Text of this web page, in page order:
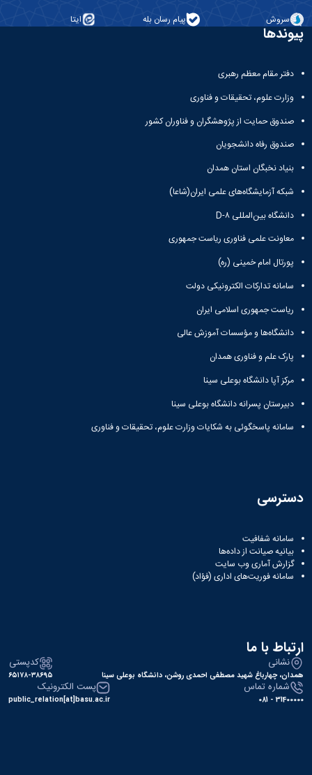
سروش پیام رسان بله ایتا
پیوندها
دفتر مقام معظم رهبری
وزارت علوم، تحقیقات و فناوری
صندوق حمایت از پژوهشگران و فناوران کشور
صندوق رفاه دانشجویان
بنیاد نخبگان استان همدان
شبکه آزمایشگاه‌های علمی ایران(شاعا)
دانشگاه بین‌المللی D-۸
معاونت علمی فناوری ریاست جمهوری
پورتال امام خمینی (ره)
سامانه تدارکات الکترونیکی دولت
ریاست جمهوری اسلامی ایران
دانشگاه‌ها و مؤسسات آموزش عالی
پارک علم و فناوری همدان
مرکز آپا دانشگاه بوعلی سینا
دبیرستان پسرانه دانشگاه بوعلی سینا
سامانه پاسخگوئی به شکایات وزارت علوم، تحقیقات و فناوری
دسترسی
سامانه شفافیت
بیانیه صیانت از داده‌ها
گزارش آماری وب‌ سایت
سامانه فوریت‌های اداری (فؤاد)
ارتباط با ما
نشانی
همدان، چهارباغ شهید مصطفی احمدی روشن، دانشگاه بوعلی سینا
کدپستی
۶۵۱۷۸-۳۸۶۹۵
شماره تماس
31400000 - 081
پست الکترونیک
public_relation[at]basu.ac.ir